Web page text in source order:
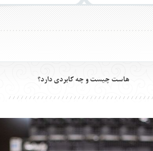
هاست چيست و چه كابردي دارد؟